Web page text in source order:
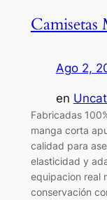
Camisetas
Ago 2,
en
Fabricadas
manga corta
calidad para
elasticidad y
equipacion real
conservación